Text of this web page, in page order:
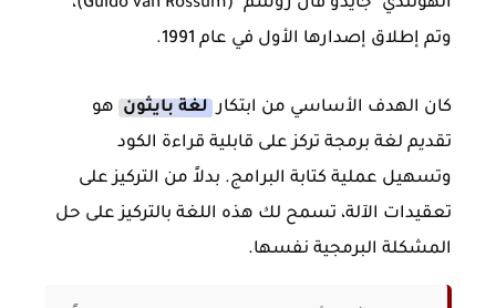
الهولندي "جايدو فان روسم" (Guido van Rossum)،
وتم إطلاق إصدارها الأول في عام 1991.
كان الهدف الأساسي من ابتكار لغة بايثون هو
تقديم لغة برمجة تركز على قابلية قراءة الكود
وتسهيل عملية كتابة البرامج. بدلاً من التركيز على
تعقيدات الآلة، تسمح لك هذه اللغة بالتركيز على حل
المشكلة البرمجية نفسها.